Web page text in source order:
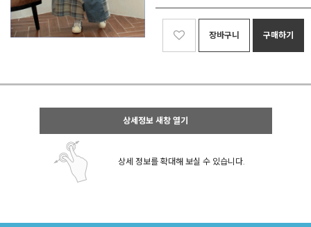
장바구니 구매하기
상세정보 새창 열기
상세 정보를 확대해 보실 수 있습니다.